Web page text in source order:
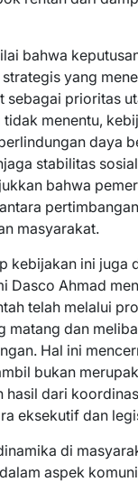
bahwa
yang
sebagai prioritas
menentu,
daya
stabilitas
bahwa
masyarakat.
kebijakan ini juga
Dasco Ahmad
telah melalui
matang dan
Hal ini
bukan
hasil dari
eksekutif dan
di
aspek